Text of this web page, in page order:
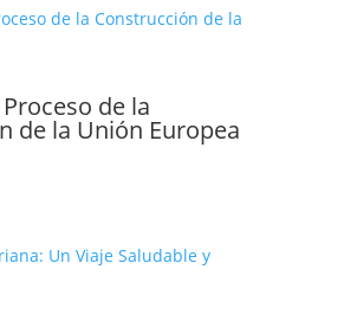
de la
de la Unión Europea